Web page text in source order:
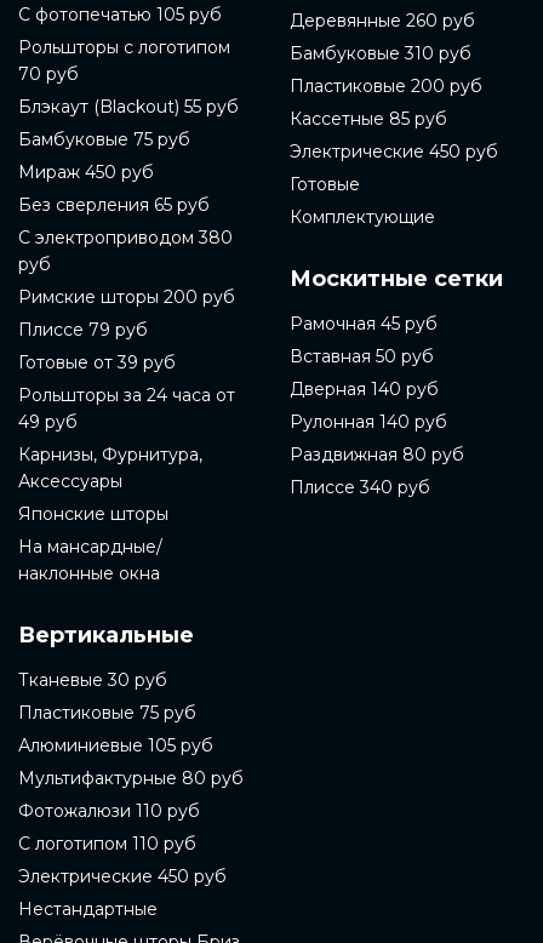
С фотопечатью 105 руб
Рольшторы с логотипом
70 руб
Блэкаут (Blackout) 55 руб
Бамбуковые 75 руб
Мираж 450 руб
Без сверления 65 руб
С электроприводом 380
руб
Римские шторы 200 руб
Плиссе 79 руб
Готовые от 39 руб
Рольшторы за 24 часа от
49 руб
Карнизы, Фурнитура,
Аксессуары
Японские шторы
На мансардные/
наклонные окна
Вертикальные
Тканевые 30 руб
Пластиковые 75 руб
Алюминиевые 105 руб
Мультифактурные 80 руб
Фотожалюзи 110 руб
С логотипом 110 руб
Электрические 450 руб
Нестандартные
Деревянные 260 руб
Бамбуковые 310 руб
Пластиковые 200 руб
Кассетные 85 руб
Электрические 450 руб
Готовые
Комплектующие
Москитные сетки
Рамочная 45 руб
Вставная 50 руб
Дверная 140 руб
Рулонная 140 руб
Раздвижная 80 руб
Плиссе 340 руб